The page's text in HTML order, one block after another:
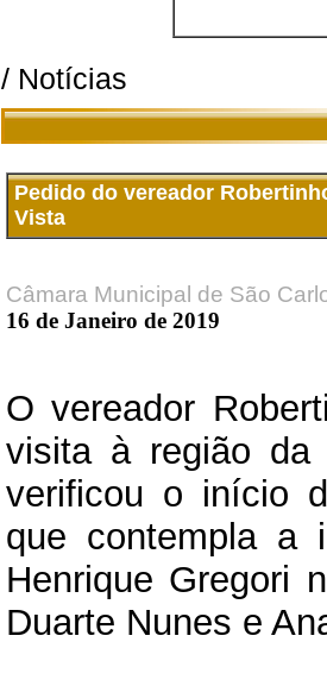
/ Notícias
Pedido do vereador
Vista
Câmara Municipal de São
16 de Janeiro de 2019
O vereador
visita à região da
verificou o início
que contempla a
Henrique Gregori
Duarte Nunes e